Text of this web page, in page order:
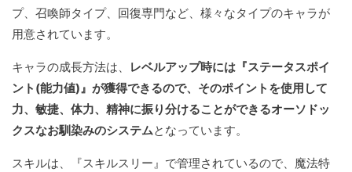
プ、召喚師タイプ、回復専門など、様々なタイプのキャラが
用意されています。
キャラの成長方法は、
レベルアップ時には『ステータスポイ
ント(能力値)』が獲得できるので、そのポイントを使用して
力、敏捷、体力、精神に振り分けることができるオーソドッ
クスなお馴染みのシステムとなっています。
スキルは、『スキルスリー』で管理されているので、魔法特